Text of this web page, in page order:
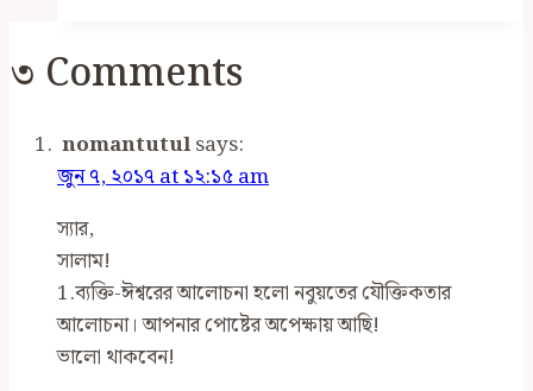
৩ Comments
nomantutulsays:
জুন ৭, ২০১৭ at ১২:১৫ am
স্যার,
সালাম!
1.ব্যক্তি-ঈশ্বরের আলোচনা হলো নবুয়তের যৌক্তিকতার
আলোচনা। আপনার পোষ্টের অপেক্ষায় আছি!
ভালো থাকবেন!